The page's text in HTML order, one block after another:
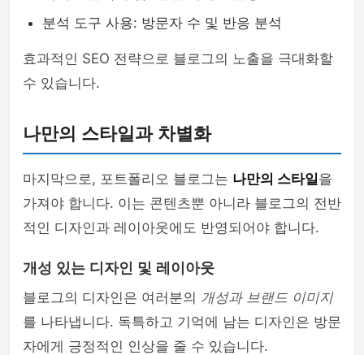
분석 도구 사용: 방문자 수 및 반응 분석
효과적인 SEO 전략으로 블로그의 노출을 극대화할
수 있습니다.
나만의 스타일과 차별화
마지막으로, 포트폴리오 블로그는 나만의 스타일을
가져야 합니다. 이는 콘텐츠뿐 아니라 블로그의 전반
적인 디자인과 레이아웃에도 반영되어야 합니다.
개성 있는 디자인 및 레이아웃
블로그의 디자인은 여러분의 개성과 브랜드 이미지
를 나타냅니다. 독특하고 기억에 남는 디자인은 방문
자에게 긍정적인 인상을 줄 수 있습니다.